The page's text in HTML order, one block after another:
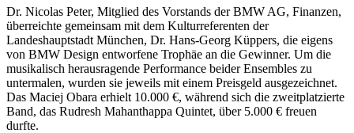
Dr. Nicolas Peter, Mitglied des Vorstands der BMW AG, Finanzen,
überreichte gemeinsam mit dem Kulturreferenten der
Landeshauptstadt München, Dr. Hans-Georg Küppers, die eigens
von BMW Design entworfene Trophäe an die Gewinner. Um die
musikalisch herausragende Performance beider Ensembles zu
untermalen, wurden sie jeweils mit einem Preisgeld ausgezeichnet.
Das Maciej Obara erhielt 10.000 €, während sich die zweitplatzierte
Band, das Rudresh Mahanthappa Quintet, über 5.000 € freuen
durfte.